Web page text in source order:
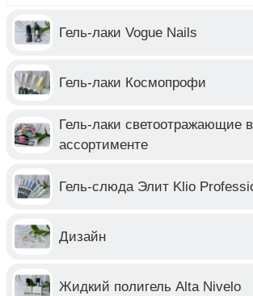
Гель-лаки Vogue Nails
Гель-лаки Космопрофи
Гель-лаки светоотражающие в
ассортименте
Гель-слюда Элит Klio
Дизайн
Жидкий полигель Alta Nivelo